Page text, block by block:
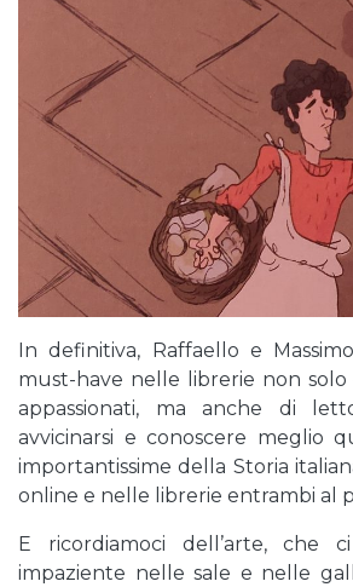
In definitiva, Raffaello e
must-have nelle librerie non
appassionati, ma anche di
avvicinarsi e conoscere meglio
importantissime della Storia
online e nelle librerie entrambi al
E ricordiamoci dell’arte, che
impaziente nelle sale e nelle